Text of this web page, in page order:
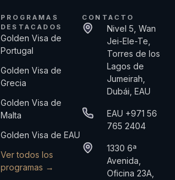
PROGRAMAS
DESTACADOS
Golden Visa de
Portugal
Golden Visa de
Grecia
Golden Visa de
Malta
Golden Visa de EAU
Ver todos los
programas →
CONTACTO
Nivel 5, Wan
Jei-Ele-Te,
Torres de los
Lagos de
Jumeirah,
Dubái, EAU
EAU +971 56
765 2404
1330 6ª
Avenida,
Oficina 23A,